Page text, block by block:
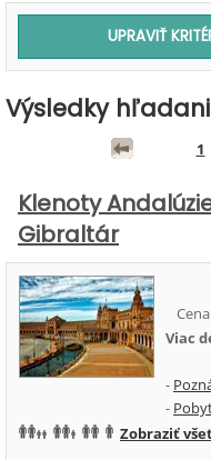
Výsledky
1
Klenoty
Gibraltár
Viac
-
-
Zobraziť